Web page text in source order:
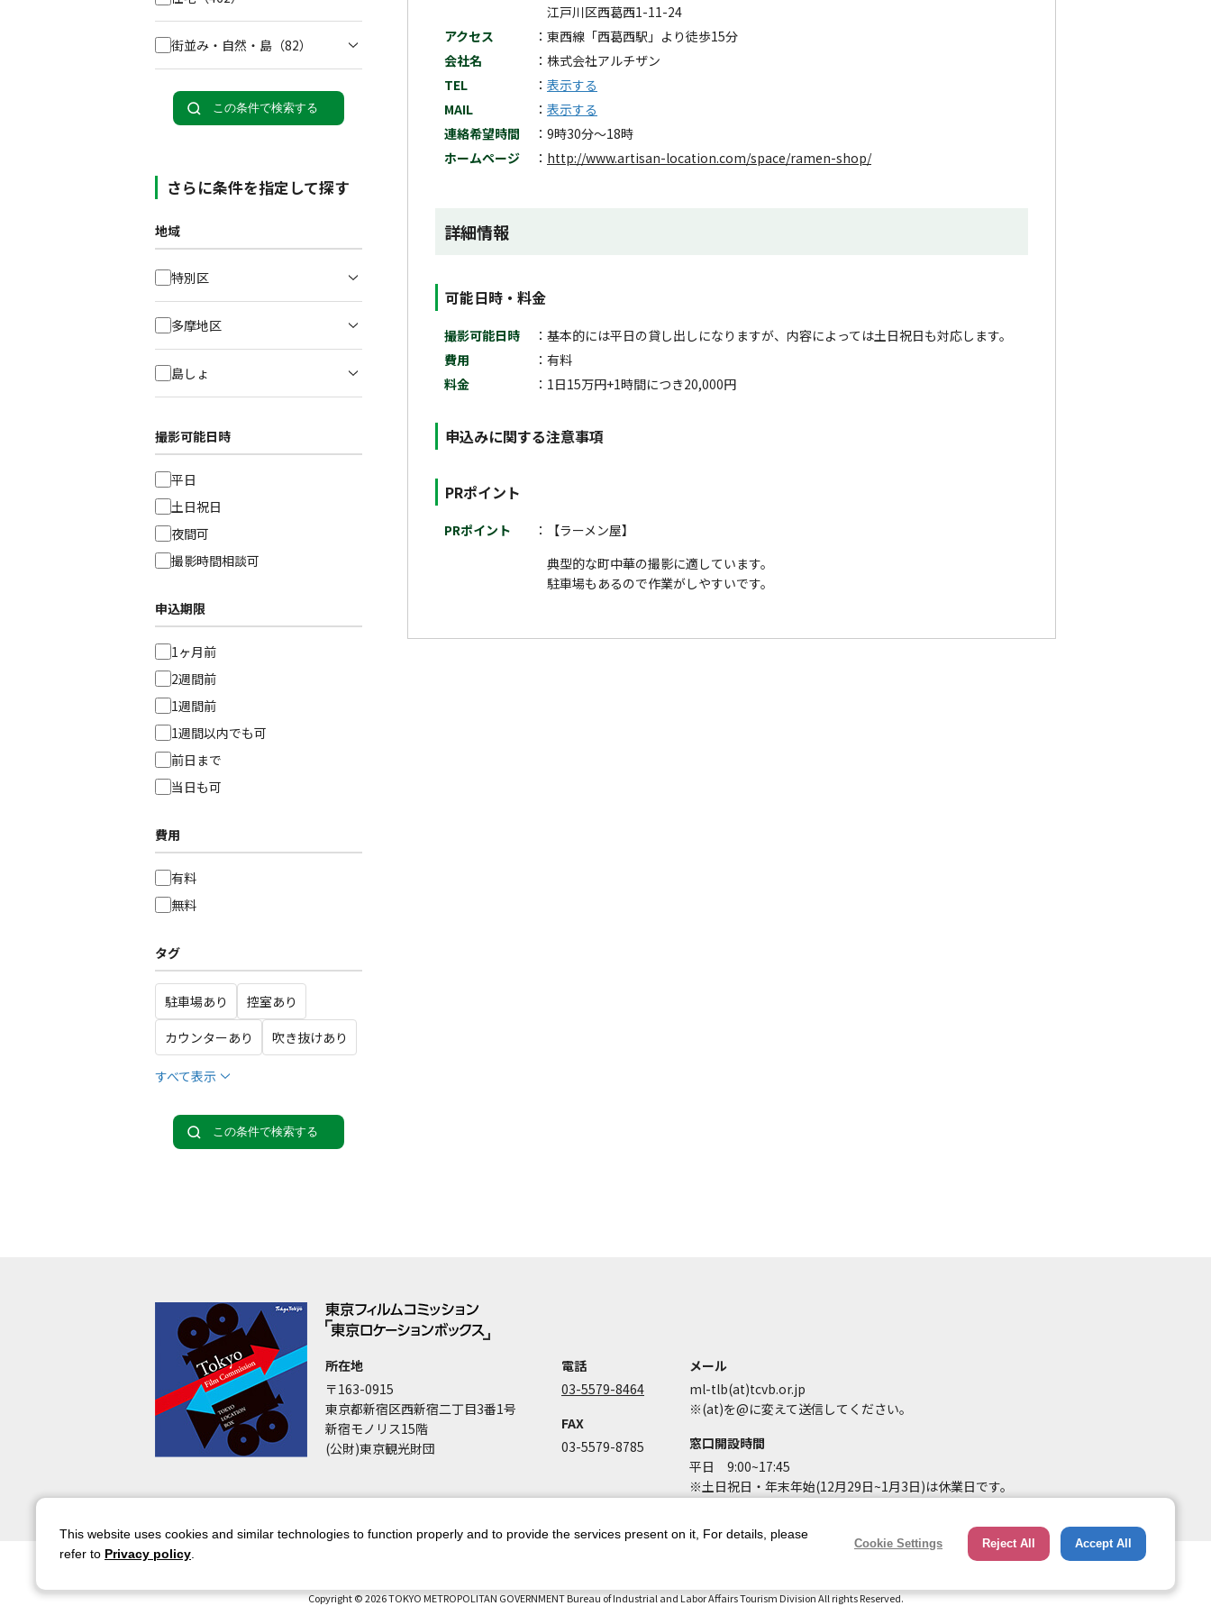
江戸川区西葛西1-11-24
アクセス
東西線「西葛西駅」より徒歩15分
会社名
株式会社アルチザン
TEL
表示する
MAIL
表示する
連絡希望時間
9時30分～18時
ホームページ
http://www.artisan-location.com/space/ramen-shop/
詳細情報
可能日時・料金
撮影可能日時
基本的には平日の貸し出しになりますが、内容によっては土日祝日も対応します。
費用
有料
料金
1日15万円+1時間につき20,000円
申込みに関する注意事項
PRポイント
PRポイント
【ラーメン屋】
典型的な町中華の撮影に適しています。
駐車場もあるので作業がしやすいです。
街並み・自然・島 （82）
この条件で検索する
さらに条件を指定して探す
地域
特別区
多摩地区
島しょ
撮影可能日時
平日
土日祝日
夜間可
撮影時間相談可
申込期限
1ヶ月前
2週間前
1週間前
1週間以内でも可
前日まで
当日も可
費用
有料
無料
タグ
駐車場あり
控室あり
カウンターあり
吹き抜けあり
すべて表示
この条件で検索する
所在地
〒163-0915
東京都新宿区西新宿二丁目3番1号
新宿モノリス15階
(公財)東京観光財団
電話
03-5579-8464
FAX
03-5579-8785
メール
ml-tlb(at)tcvb.or.jp
※(at)を@に変えて送信してください。
窓口開設時間
平日 9:00~17:45
※土日祝日・年末年始(12月29日~1月3日)は休業日です。
Copyright © 2026 TOKYO METROPOLITAN GOVERNMENT Bureau of Industrial and Labor Affairs Tourism Division All rights Reserved.
This website uses cookies and similar technologies to function properly and to provide the services present on it, For details, please
refer to Privacy policy
Cookie Settings Reject All Accept All